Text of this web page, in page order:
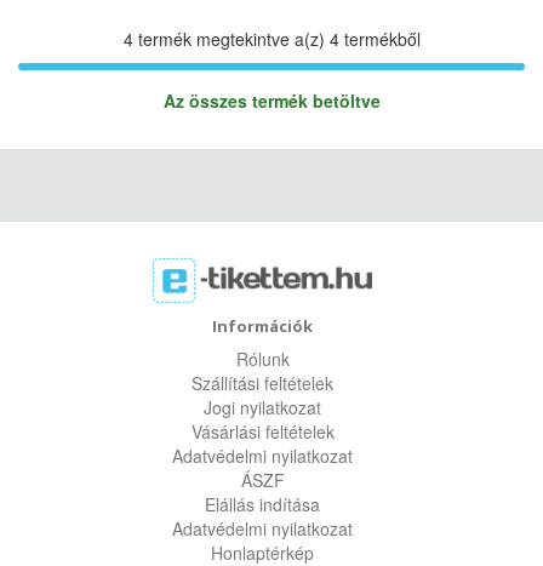
4 termék megtekintve a(z) 4 termékből
Az összes termék betöltve
Információk
Rólunk
Szállítási feltételek
Jogi nyilatkozat
Vásárlási feltételek
Adatvédelmi nyilatkozat
ÁSZF
Elállás indítása
Adatvédelmi nyilatkozat
Honlaptérkép